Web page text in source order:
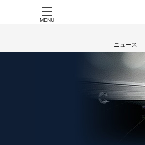
MENU
ニュース